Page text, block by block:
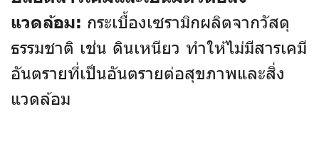
แวดล้อม: กระเบื้องเซรามิกผลิตจากวัสดุ
ธรรมชาติ เช่น ดินเหนียว ทำให้ไม่มีสารเคมี
อันตรายที่เป็นอันตรายต่อสุขภาพและสิ่ง
แวดล้อม